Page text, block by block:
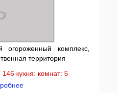
огороженный комплекс,
территория
кухня: комнат: 5